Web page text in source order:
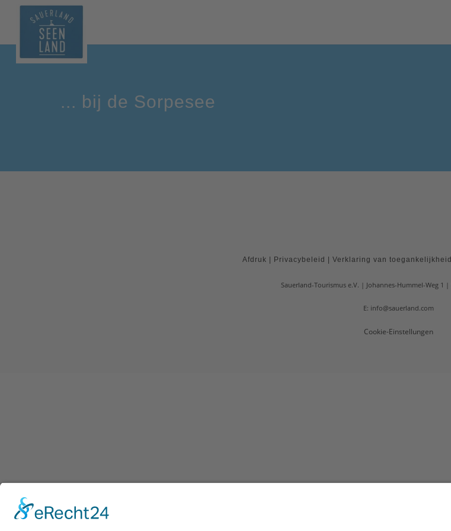
... bij de Sorpesee
Afdruk Privacybeleid Verklaring van toegankelijkheid
Sauerland-Tourismus e.V. Johannes-Hummel-Weg 1
E: info@sauerland.com
Cookie-Einstellungen